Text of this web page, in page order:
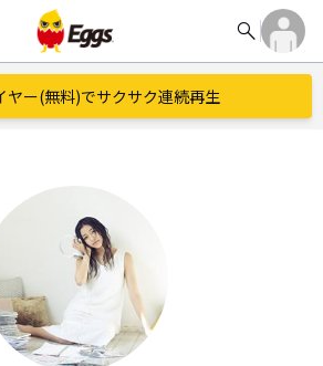
search
ヤー(無料)でサクサク連続再生